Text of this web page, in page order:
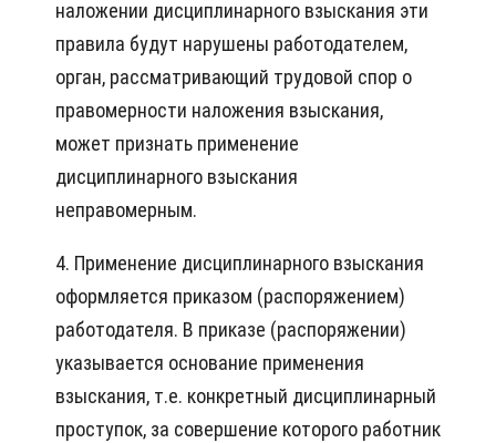
наложении дисциплинарного взыскания эти
правила будут нарушены работодателем,
орган, рассматривающий трудовой спор о
правомерности наложения взыскания,
может признать применение
дисциплинарного взыскания
неправомерным.
4. Применение дисциплинарного взыскания
оформляется приказом (распоряжением)
работодателя. В приказе (распоряжении)
указывается основание применения
взыскания, т.е. конкретный дисциплинарный
проступок, за совершение которого работник